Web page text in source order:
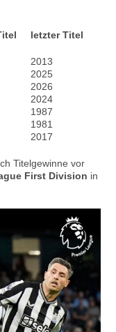
letzter Titel
2013
2025
2026
2024
1987
1981
2017
Titelgewinne vor
First Division in